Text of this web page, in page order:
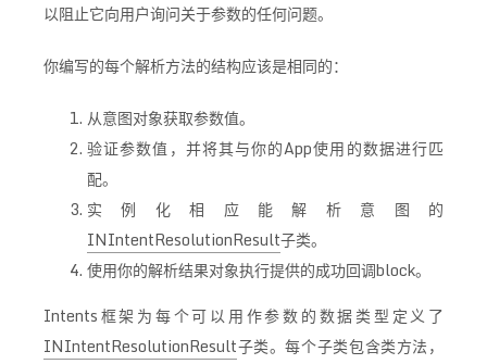
以阻止它向用户询问关于参数的任何问题。
你编写的每个解析方法的结构应该是相同的：
从意图对象获取参数值。
验证参数值，并将其与你的App使用的数据进行匹
配。
实例化相应能解析意图的
INIntentResolutionResult子类。
使用你的解析结果对象执行提供的成功回调block。
Intents框架为每个可以用作参数的数据类型定义了
INIntentResolutionResult子类。每个子类包含类方法，